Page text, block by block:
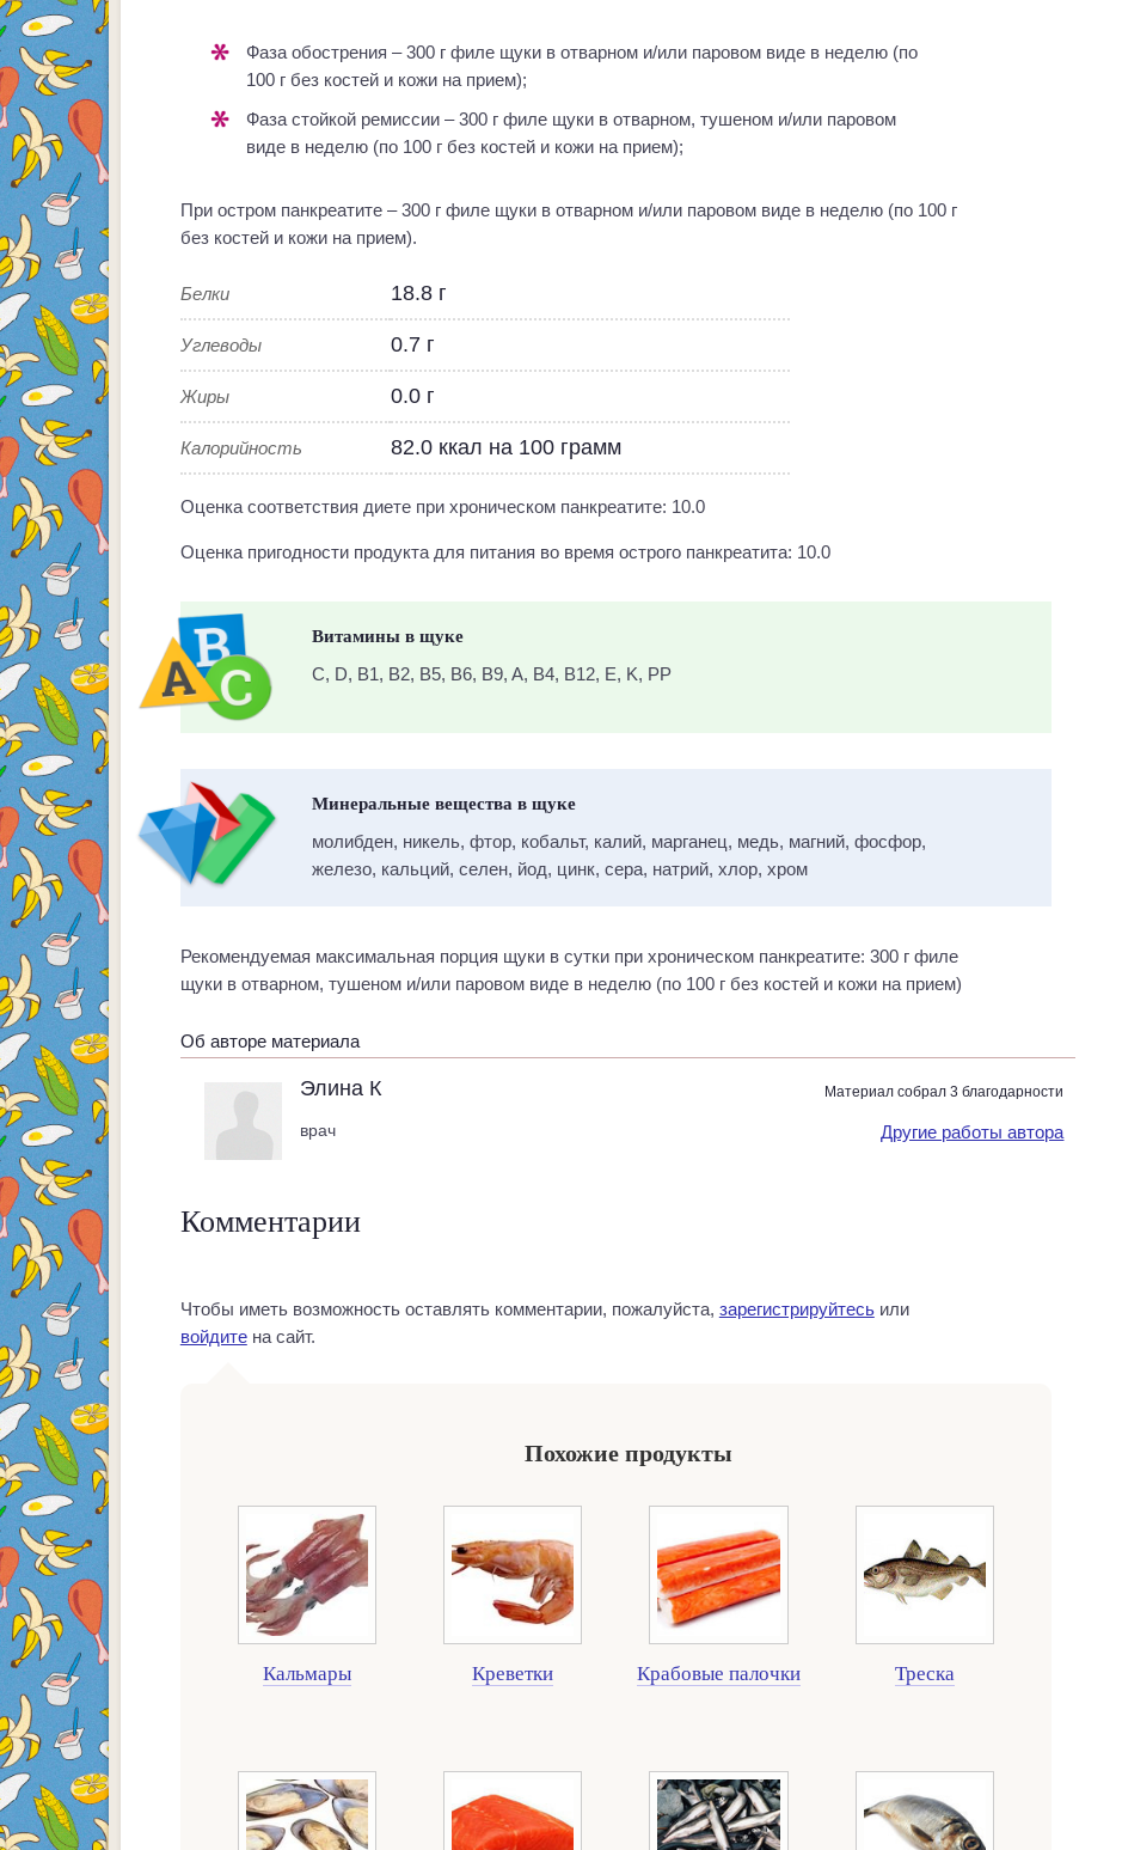
фаза обострения – 300 г филе щуки в отварном и/или паровом виде в неделю (по
100 г без костей и кожи на прием);
фаза стойкой ремиссии – 300 г филе щуки в отварном, тушеном и/или паровом
виде в неделю (по 100 г без костей и кожи на прием);
При остром панкреатите – 300 г филе щуки в отварном и/или паровом виде в неделю (по 100 г
без костей и кожи на прием).
Белки 18.8 г
Углеводы 0.7 г
Жиры 0.0 г
Калорийность 82.0 ккал на 100 грамм
Оценка соответствия диете при хроническом панкреатите: 10.0
Оценка пригодности продукта для питания во время острого панкреатита: 10.0
Витамины в щуке
C, D, B1, B2, B5, B6, B9, A, B4, B12, E, K, PP
Минеральные вещества в щуке
молибден, никель, фтор, кобальт, калий, марганец, медь, магний, фосфор,
железо, кальций, селен, йод, цинк, сера, натрий, хлор, хром
Рекомендуемая максимальная порция щуки в сутки при хроническом панкреатите: 300 г филе
щуки в отварном, тушеном и/или паровом виде в неделю (по 100 г без костей и кожи на прием)
Об авторе материала
Элина К Материал собрал 3 благодарности
Другие работы автора
врач
Комментарии
Чтобы иметь возможность оставлять комментарии, пожалуйста, зарегистрируйтесьили
войдитена сайт.
Похожие продукты
Кальмары Креветки Крабовые палочки Треска